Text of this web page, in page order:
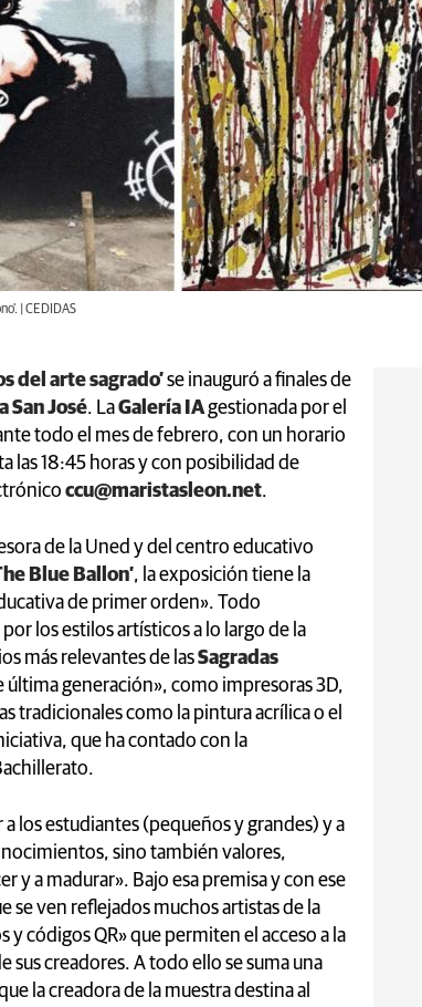
| CEDIDAS
del arte sagrado’se inauguró a finales de
San José. LaGalería IA gestionada por el
todo el mes de febrero, con un horario
las 18:45 horas y con posibilidad de
ccu@maristasleon.net.
de la Uned y del centro educativo
Blue Ballon’, la exposición tiene la
de primer orden». Todo
los estilos artísticos a lo largo de la
más relevantes de lasSagradas
última generación», como impresoras 3D,
tradicionales como la pintura acrílica o el
que ha contado con la
los estudiantes (pequeños y grandes) y a
sino también valores,
y a madurar». Bajo esa premisa y con ese
se ven reflejados muchos artistas de la
códigos QR» que permiten el acceso a la
sus creadores. A todo ello se suma una
la creadora de la muestra destina al